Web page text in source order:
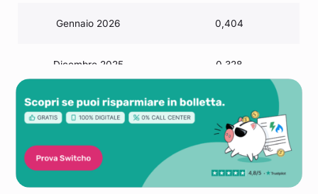
Gennaio 2026 0,404
Dicembre 2025 0,328
Novembre 2025 0,349
Ottobre 2025 0,354
Settembre 2025 0,373